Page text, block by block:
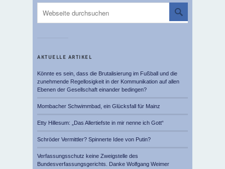
AKTUELLE ARTIKEL
Könnte es sein, dass die Brutalisierung im Fußball und die
zunehmende Regellosigkeit in der Kommunikation auf allen
Ebenen der Gesellschaft einander bedingen?
Mombacher Schwimmbad, ein Glücksfall für Mainz
Etty Hillesum: „Das Allertiefste in mir nenne ich Gott“
Schröder Vermittler? Spinnerte Idee von Putin?
Verfassungsschutz keine Zweigstelle des
Bundesverfassungsgerichts. Danke Wolfgang Weimer